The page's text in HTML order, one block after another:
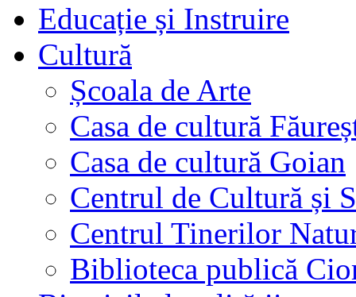
Educație și Instruire
Cultură
Școala de Arte
Casa de cultură
Casa de cultură Goian
Centrul de Cultură și
Centrul Tinerilor
Biblioteca publică